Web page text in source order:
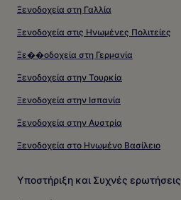
Ξενοδοχεία στη Γαλλία
Ξενοδοχεία στις Ηνωμένες Πολιτείες
Ξε��οδοχεία στη Γερμανία
Ξενοδοχεία στην Τουρκία
Ξενοδοχεία στην Ισπανία
Ξενοδοχεία στην Αυστρία
Ξενοδοχεία στο Ηνωμένο Βασίλειο
Υποστήριξη και Συχνές ερωτήσεις